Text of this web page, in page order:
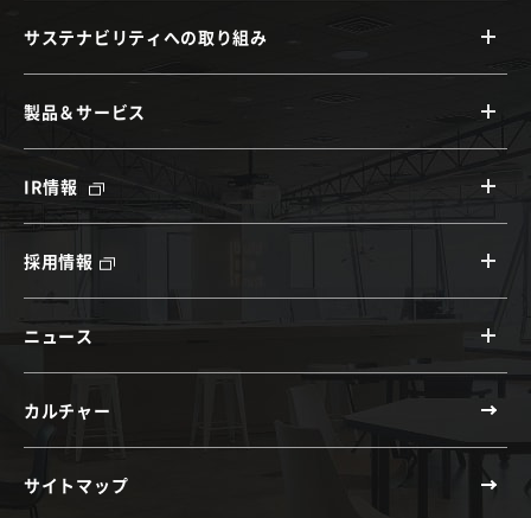
サステナビリティへの取り組み
製品＆サービス
IR情報
採用情報
ニュース
カルチャー
サイトマップ